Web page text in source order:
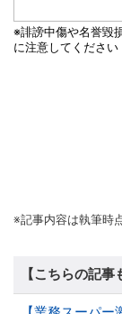
※記事内容は執筆時
【こちらの記事